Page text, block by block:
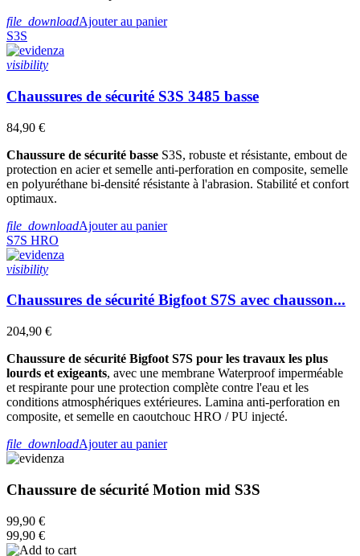
file_downloadAjouter au panier
S3S
visibility
Chaussures de sécurité S3S 3485 basse
84,90 €
Chaussure de sécurité basse S3S, robuste et résistante, embout de
protection en acier et semelle anti-perforation en composite, semelle
en polyuréthane bi-densité résistante à l'abrasion. Stabilité et confort
optimaux.
file_downloadAjouter au panier
S7S HRO
visibility
Chaussures de sécurité Bigfoot S7S avec chausson...
204,90 €
Chaussure de sécurité Bigfoot S7S pour les travaux les plus
lourds et exigeants, avec une membrane Waterproof imperméable
et respirante pour une protection complète contre l'eau et les
conditions atmosphériques extérieures. Lamina anti-perforation en
composite, et semelle en caoutchouc HRO / PU injecté.
file_downloadAjouter au panier
Chaussure de sécurité Motion mid S3S
99,90 €
99,90 €